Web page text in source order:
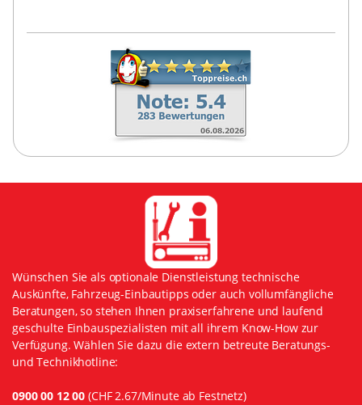
Wünschen Sie als optionale Dienstleistung technische
Auskünfte, Fahrzeug-Einbautipps oder auch vollumfängliche
Beratungen, so stehen Ihnen praxiserfahrene und laufend
geschulte Einbauspezialisten mit all ihrem Know-How zur
Verfügung. Wählen Sie dazu die extern betreute Beratungs-
und Technikhotline:
0900 00 12 00 (CHF 2.67/Minute ab Festnetz)